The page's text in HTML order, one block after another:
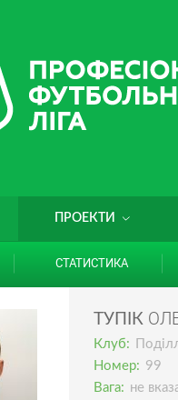
ПРОЕКТИ
СТАТИСТИКА
ТУПІК
Клуб:
Номер: 99
Вага: не